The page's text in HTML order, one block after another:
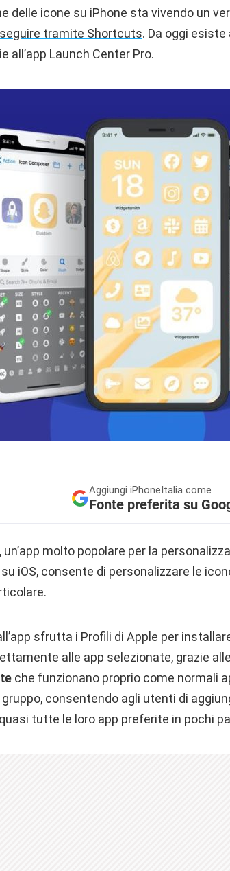
delle icone su iPhone sta vivendo un
tramite Shortcuts. Da oggi
all’app Launch Center Pro.
Aggiungi iPhoneItalia come
Fonte preferita su
, un’app molto popolare per la
iOS, consente di personalizzare le
sfrutta i Profili di Apple per
alle app selezionate, grazie
che funzionano proprio come normali
consentendo agli utenti di
tutte le loro app preferite in pochi